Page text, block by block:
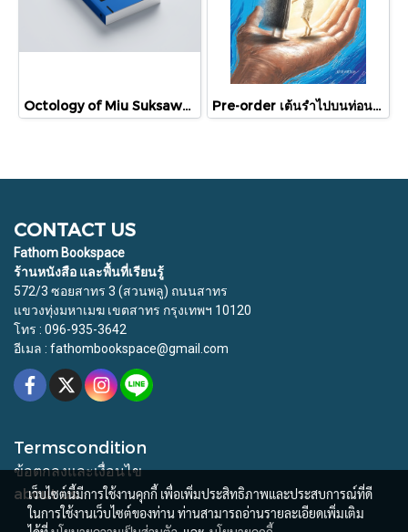
Octology of Miu Suksawat / ภู่มณี ศิริพรไพบูลย์ / สำนักพิมพ์ตำหนัก Pre-order เต้นรำไปบนท่อนแขนอ่อนนุ่ม / นทธี ศศิวิมล / Pandora Press
CONTACT US
Fathom Bookspace
ร้านหนังสือ และพื้นที่เรียนรู้
572/3 ซอยสาทร 3 (สวนพลู) ถนนสาทร
แขวงทุ่งมหาเมฆ เขตสาทร กรุงเทพฯ 10120
โทร : 096-935-3642
อีเมล : fathombookspace@gmail.com
Termscondition
ข้อตกลงและเงื่อนไข
about us
เว็บไซต์นี้มีการใช้งานคุกกี้ เพื่อเพิ่มประสิทธิภาพและประสบการณ์ที่ดี
ในการใช้งานเว็บไซต์ของท่าน ท่านสามารถอ่านรายละเอียดเพิ่มเติม